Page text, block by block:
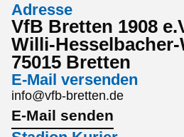
Adresse
VfB Bretten 1908
Willi-Hesselbacher-
75015 Bretten
E-Mail versenden
info@vfb-bretten.de
E-Mail senden